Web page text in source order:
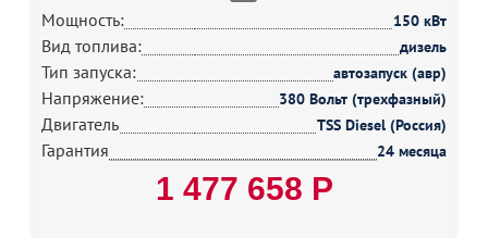
Мощность:
150 кВт
Вид топлива: дизель
Тип запуска: автозапуск (авр)
Напряжение: 380 Вольт (трехфазный)
Двигатель TSS Diesel (Россия)
Гарантия 24 месяца
1 477 658 Р